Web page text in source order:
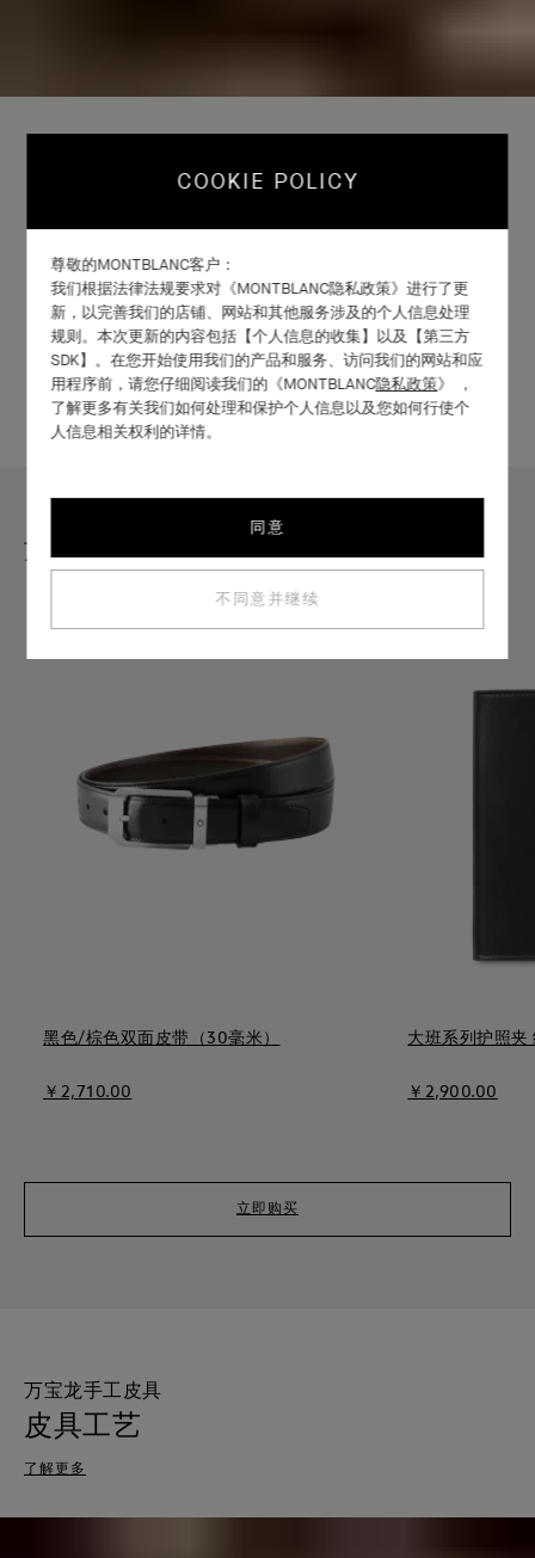
退换或退款。如需了解详情 请联系我们的客服团队
万宝龙畅销皮具
黑色/棕色双面皮带（30毫米）
￥2,710.00
大班系列护照夹
￥2,900.00
立即购买
万宝龙手工皮具
皮具工艺
了解更多
COOKIE POLICY
尊敬的MONTBLANC客户：
我们根据法律法规要求对《MONTBLANC隐私政策》进行了更
新，以完善我们的店铺、网站和其他服务涉及的个人信息处理
规则。本次更新的内容包括【个人信息的收集】以及【第三方
SDK】。在您开始使用我们的产品和服务、访问我们的网站和应
用程序前，请您仔细阅读我们的《MONTBLANC隐私政策》 ，
了解更多有关我们如何处理和保护个人信息以及您如何行使个
人信息相关权利的详情。
同意
不同意并继续